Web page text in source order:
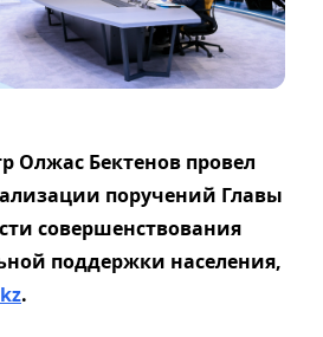
Олжас Бектенов провел
поручений Главы
совершенствования
поддержки населения,
.